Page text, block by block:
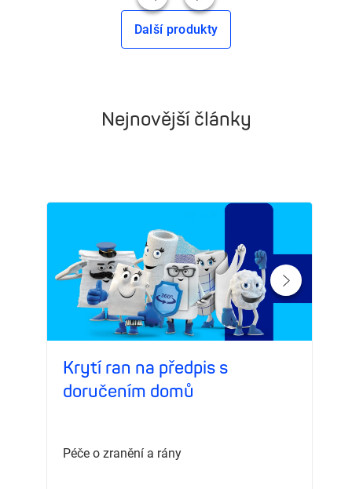
Další produkty
Nejnovější články
Krytí ran na předpis s
doručením domů
Péče o zranění a rány